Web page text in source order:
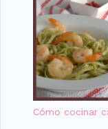
Cómo cocinar